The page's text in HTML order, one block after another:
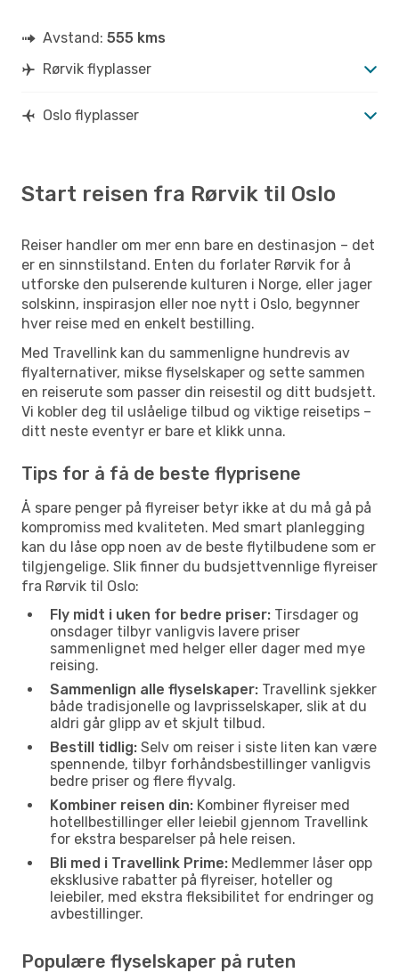
Avstand: 555 kms
Rørvik flyplasser
Oslo flyplasser
Start reisen fra Rørvik til Oslo
Reiser handler om mer enn bare en destinasjon – det
er en sinnstilstand. Enten du forlater Rørvik for å
utforske den pulserende kulturen i Norge, eller jager
solskinn, inspirasjon eller noe nytt i Oslo, begynner
hver reise med en enkelt bestilling.
Med Travellink kan du sammenligne hundrevis av
flyalternativer, mikse flyselskaper og sette sammen
en reiserute som passer din reisestil og ditt budsjett.
Vi kobler deg til uslåelige tilbud og viktige reisetips –
ditt neste eventyr er bare et klikk unna.
Tips for å få de beste flyprisene
Å spare penger på flyreiser betyr ikke at du må gå på
kompromiss med kvaliteten. Med smart planlegging
kan du låse opp noen av de beste flytilbudene som er
tilgjengelige. Slik finner du budsjettvennlige flyreiser
fra Rørvik til Oslo:
Fly midt i uken for bedre priser: Tirsdager og
onsdager tilbyr vanligvis lavere priser
sammenlignet med helger eller dager med mye
reising.
Sammenlign alle flyselskaper: Travellink sjekker
både tradisjonelle og lavprisselskaper, slik at du
aldri går glipp av et skjult tilbud.
Bestill tidlig: Selv om reiser i siste liten kan være
spennende, tilbyr forhåndsbestillinger vanligvis
bedre priser og flere flyvalg.
Kombiner reisen din: Kombiner flyreiser med
hotellbestillinger eller leiebil gjennom Travellink
for ekstra besparelser på hele reisen.
Bli med i Travellink Prime: Medlemmer låser opp
eksklusive rabatter på flyreiser, hoteller og
leiebiler, med ekstra fleksibilitet for endringer og
avbestillinger.
Populære flyselskaper på ruten